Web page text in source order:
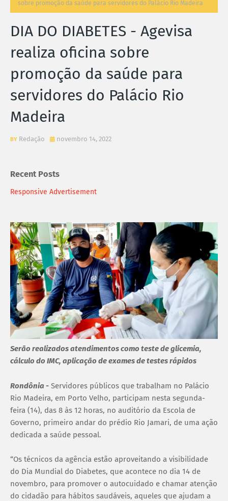
sobre promoção da saúde para servidores do Palácio Rio Madeira
DIA DO DIABETES - Agevisa
realiza oficina sobre
promoção da saúde para
servidores do Palácio Rio
Madeira
Redação novembro 14, 2022
Recent Posts
Responsive Advertisement
Serão realizados atendimentos como teste de glicemia,
cálculo do IMC, aplicação de exames de testes rápidos
Rondônia - Servidores públicos que trabalham no Palácio
Rio Madeira, em Porto Velho, participam nesta segunda-
feira (14), das 8 às 12 horas, no auditório da Escola de
Governo, primeiro andar do prédio Rio Jamari, de uma ação
dedicada a saúde pessoal.
“Os técnicos da agência estão aproveitando a visibilidade
do Dia Mundial do Diabetes, que acontece no dia 14 de
novembro, para promover o autocuidado e chamar atenção
do cidadão para hábitos saudáveis, aqueles que ajudam a